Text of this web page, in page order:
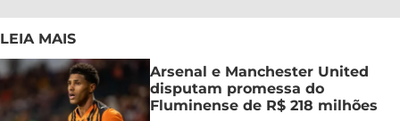
LEIA MAIS
Arsenal e Manchester United
disputam promessa do
Fluminense de R$ 218 milhões